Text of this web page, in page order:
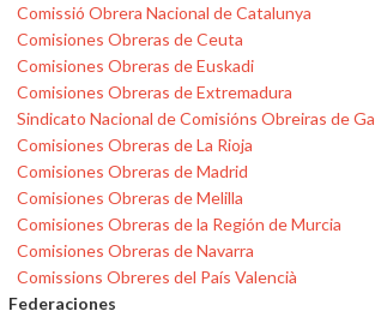
Comissió Obrera Nacional de Catalunya
Comisiones Obreras de Ceuta
Comisiones Obreras de Euskadi
Comisiones Obreras de Extremadura
Sindicato Nacional de Comisións Obreiras de
Comisiones Obreras de La Rioja
Comisiones Obreras de Madrid
Comisiones Obreras de Melilla
Comisiones Obreras de la Región de Murcia
Comisiones Obreras de Navarra
Comissions Obreres del País Valencià
Federaciones